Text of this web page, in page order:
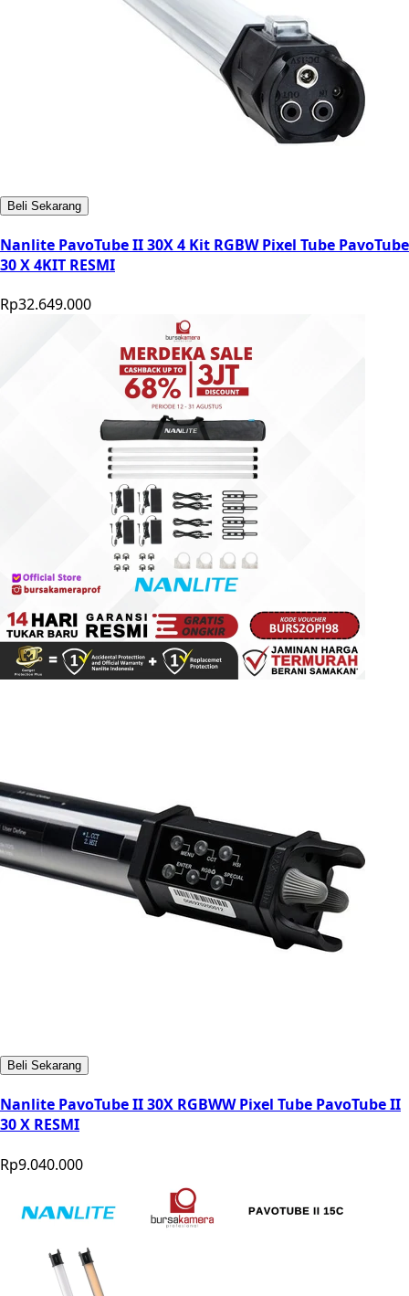
Beli Sekarang
Nanlite PavoTube II 30X 4 Kit RGBW Pixel Tube PavoTube
30 X 4KIT RESMI
Rp32.649.000
Beli Sekarang
Nanlite PavoTube II 30X RGBWW Pixel Tube PavoTube II
30 X RESMI
Rp9.040.000